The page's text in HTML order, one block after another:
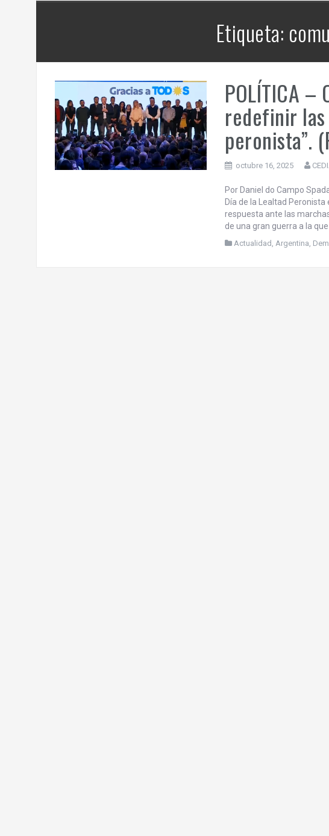
contra la República Federativa del
Etiqueta:
POLÍTICA –
redefinir las
peronista”.
octubre 16, 2025
Por Daniel do Campo
Día de la Lealtad
respuesta ante las
de una gran guerra a la
Actualidad ,Argentina,